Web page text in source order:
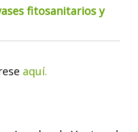
fitosanitarios y
aquí.